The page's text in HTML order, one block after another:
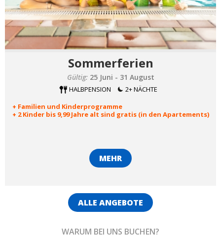
MEHR
Sommerferien
Gültig: 25 Juni - 31 August
HALBPENSION
2+ NÄCHTE
+ Familien und Kinderprogramme
+ 2 Kinder bis 9,99 Jahre alt sind gratis (in den Apartements)
ALLE ANGEBOTE
WARUM BEI UNS BUCHEN?